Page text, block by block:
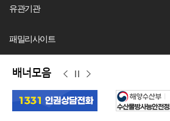
유관기관
패밀리사이트
배너모음
이
전
정
지
다
음